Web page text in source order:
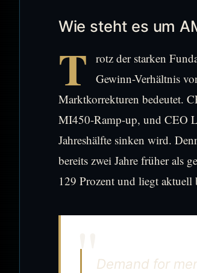
Wie steht es um
T
rotz der starken
Gewinn-Verhältnis
Marktkorrekturen bedeutet.
MI450-Ramp-up, und CEO
Jahreshälfte sinken wird.
bereits zwei Jahre früher als
129 Prozent und liegt
Demand for